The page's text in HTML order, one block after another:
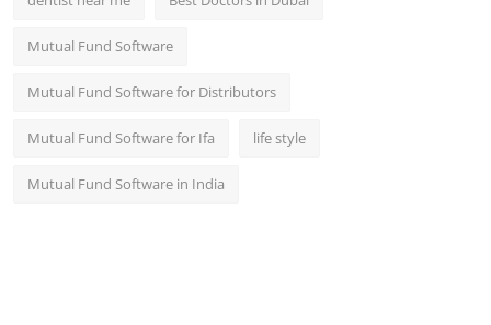
Mutual Fund Software
Mutual Fund Software for Distributors
Mutual Fund Software for Ifa life style
Mutual Fund Software in India